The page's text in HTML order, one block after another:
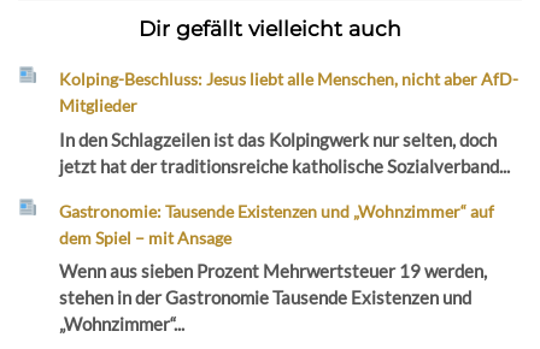
Dir gefällt vielleicht auch
Kolping-Beschluss: Jesus liebt alle Menschen, nicht aber AfD-
Mitglieder
In den Schlagzeilen ist das Kolpingwerk nur selten, doch
jetzt hat der traditionsreiche katholische Sozialverband...
Gastronomie: Tausende Existenzen und „Wohnzimmer“ auf
dem Spiel – mit Ansage
Wenn aus sieben Prozent Mehrwertsteuer 19 werden,
stehen in der Gastronomie Tausende Existenzen und
„Wohnzimmer“...